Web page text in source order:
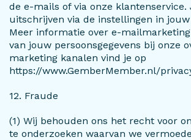
de e-mails of via onze klantenservice.
uitschrijven via de instellingen in
Meer informatie over e-
van jouw persoonsgegevens bij onze
marketing kanalen vind je op
https://www.GemberMember.nl/
12. Fraude
(1) Wij behouden ons het recht voor
te onderzoeken waarvan we